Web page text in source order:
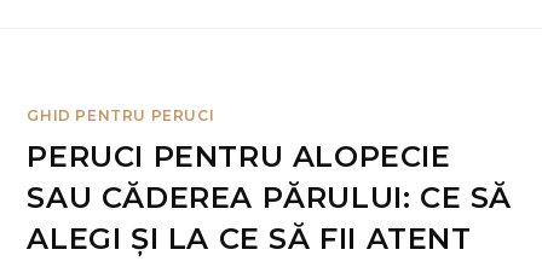
GHID PENTRU PERUCI
PERUCI PENTRU ALOPECIE
SAU CĂDEREA PĂRULUI: CE SĂ
ALEGI ȘI LA CE SĂ FII ATENT